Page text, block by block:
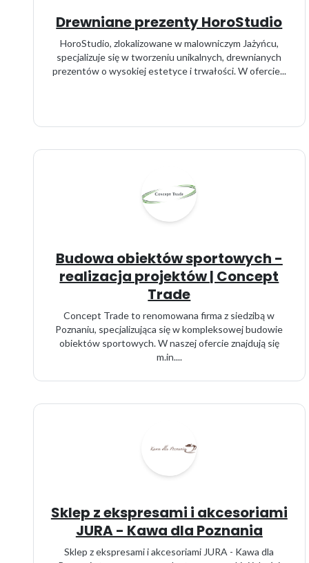
Drewniane prezenty HoroStudio
HoroStudio, zlokalizowane w malowniczym Jażyńcu,
specjalizuje się w tworzeniu unikalnych, drewnianych
prezentów o wysokiej estetyce i trwałości. W ofercie...
Budowa obiektów sportowych -
realizacja projektów | Concept
Trade
Concept Trade to renomowana firma z siedzibą w
Poznaniu, specjalizująca się w kompleksowej budowie
obiektów sportowych. W naszej ofercie znajdują się
m.in....
Sklep z ekspresami i akcesoriami
JURA - Kawa dla Poznania
Sklep z ekspresami i akcesoriami JURA - Kawa dla